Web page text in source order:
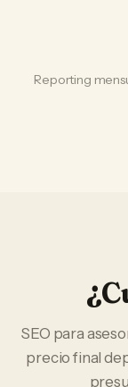
Reporting
SEO para
precio final